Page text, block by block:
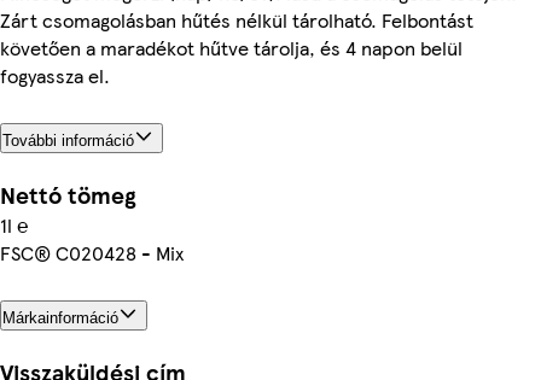
Zárt csomagolásban hűtés nélkül tárolható. Felbontást
követően a maradékot hűtve tárolja, és 4 napon belül
fogyassza el.
További információ
Nettó tömeg
1l ℮
FSC® C020428 - Mix
Márkainformáció
Visszaküldési cím